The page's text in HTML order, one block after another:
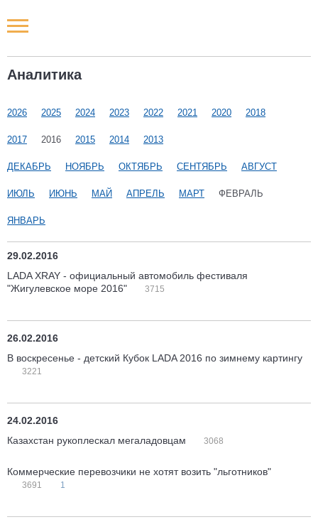
Аналитика
2026 2025 2024 2023 2022 2021 2020 2018
2017 2016 2015 2014 2013
ДЕКАБРЬ НОЯБРЬ ОКТЯБРЬ СЕНТЯБРЬ АВГУСТ
ИЮЛЬ ИЮНЬ МАЙ АПРЕЛЬ МАРТ ФЕВРАЛЬ
ЯНВАРЬ
29.02.2016
LADA XRAY - официальный автомобиль фестиваля
"Жигулевское море 2016"
3715
26.02.2016
В воскресенье - детский Кубок LADA 2016 по зимнему картингу
3221
24.02.2016
Казахстан рукоплескал мегаладовцам
3068
Коммерческие перевозчики не хотят возить "льготников"
3691 1
Новости РФ
Наши мероприятия
Статьи